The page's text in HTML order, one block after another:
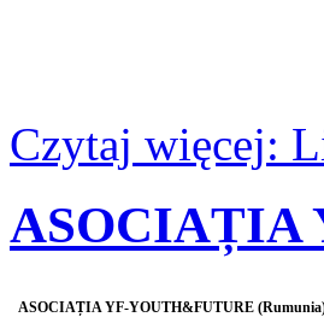
Czytaj więcej:
ASOCIAȚIA
ASOCIAȚIA YF-YOUTH&FUTURE